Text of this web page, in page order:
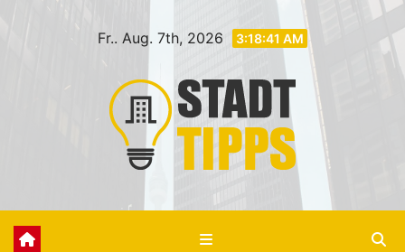
Fr.. Aug. 7th, 2026 3:18:43 AM